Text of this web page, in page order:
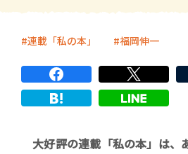
連載「私の本」 福岡伸一
大好評の連載「私の本」は、